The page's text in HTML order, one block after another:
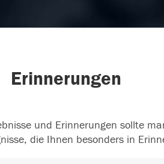
Erinnerungen
und Erinnerungen sollte
die Ihnen besonders in